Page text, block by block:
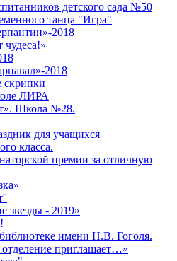
детского сада №50
танца "Игра"
2018
чудеса!»
2018
скрипки
ЛИРА
Школа №28.
для учащихся
класса.
премии за отличную
звезды - 2019»
имени Н.В. Гоголя.
приглашает…»